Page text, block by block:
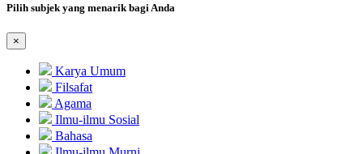
Pilih subjek yang menarik bagi Anda
×
Karya Umum
Filsafat
Agama
Ilmu-ilmu Sosial
Bahasa